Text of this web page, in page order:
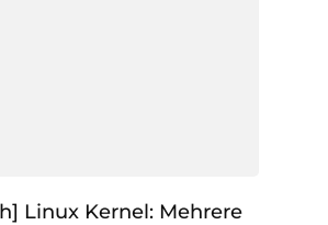
Linux Kernel: Mehrere